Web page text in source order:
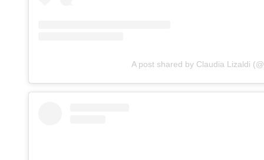
A post shared by Claudia Lizaldi